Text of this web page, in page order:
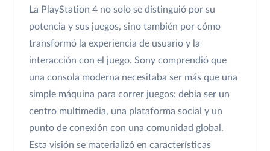
La PlayStation 4 no solo se distinguió por su
potencia y sus juegos, sino también por cómo
transformó la experiencia de usuario y la
interacción con el juego. Sony comprendió que
una consola moderna necesitaba ser más que una
simple máquina para correr juegos; debía ser un
centro multimedia, una plataforma social y un
punto de conexión con una comunidad global.
Esta visión se materializó en características